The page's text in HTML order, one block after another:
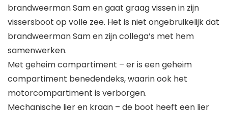
brandweerman Sam en gaat graag vissen in zijn
vissersboot op volle zee. Het is niet ongebruikelijk dat
brandweerman Sam en zijn collega’s met hem
samenwerken.
Met geheim compartiment – er is een geheim
compartiment benedendeks, waarin ook het
motorcompartiment is verborgen.
Mechanische lier en kraan – de boot heeft een lier